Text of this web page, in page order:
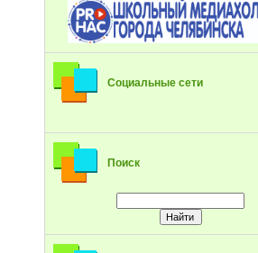
Социальные сети
Поиск